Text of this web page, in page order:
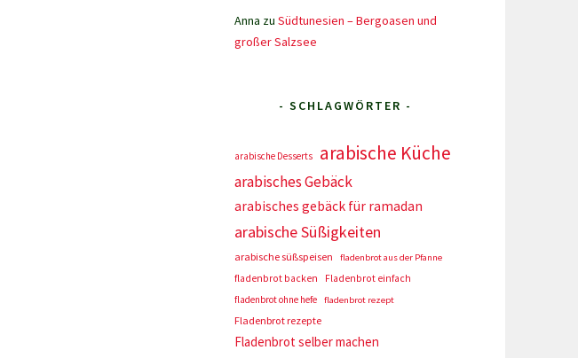
Anna zu Südtunesien – Bergoasen und
großer Salzsee
- SCHLAGWÖRTER -
arabische Desserts arabische Küche
arabisches Gebäck
arabisches gebäck für ramadan
arabische Süßigkeiten
arabische süßspeisen fladenbrot aus der Pfanne
fladenbrot backen
Fladenbrot einfach
fladenbrot ohne hefe
fladenbrot rezept
Fladenbrot rezepte
Fladenbrot selber machen